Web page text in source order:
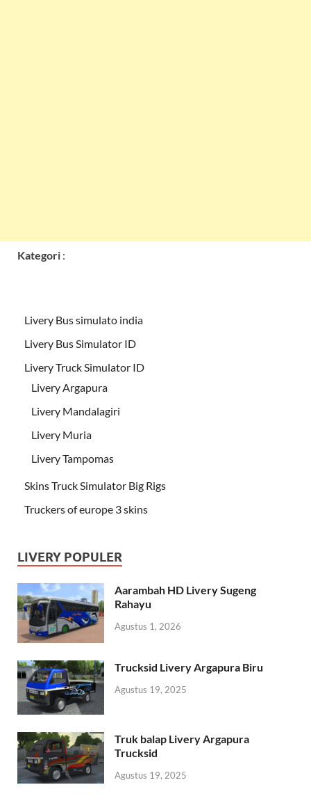
Kategori :
Livery Bus simulato india
Livery Bus Simulator ID
Livery Truck Simulator ID
Livery Argapura
Livery Mandalagiri
Livery Muria
Livery Tampomas
Skins Truck Simulator Big Rigs
Truckers of europe 3 skins
LIVERY POPULER
Aarambah HD Livery Sugeng
Rahayu
Agustus 1, 2026
Trucksid Livery Argapura Biru
Agustus 19, 2025
Truk balap Livery Argapura
Trucksid
Agustus 19, 2025